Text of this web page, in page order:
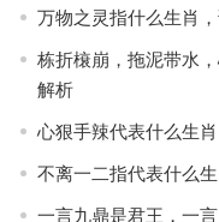
万物之灵指什么生肖
栋折榱崩，拖泥带水
解析
心狠手辣代表什么生
不离一二指代表什么
一言九鼎是君王，一